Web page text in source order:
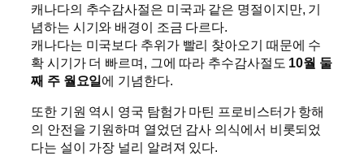
캐나다의 추수감사절은 미국과 같은 명절이지만, 기
념하는 시기와 배경이 조금 다르다.
캐나다는 미국보다 추위가 빨리 찾아오기 때문에 수
확 시기가 더 빠르며, 그에 따라 추수감사절도 10월 둘
째 주 월요일에 기념한다.
또한 기원 역시 영국 탐험가 마틴 프로비스터가 항해
의 안전을 기원하며 열었던 감사 의식에서 비롯되었
다는 설이 가장 널리 알려져 있다.